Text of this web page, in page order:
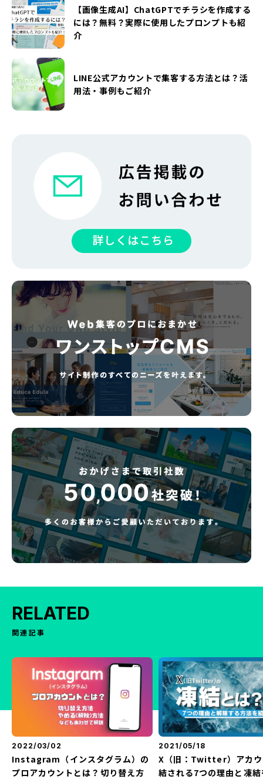
【画像生成AI】ChatGPTでチラシを作成する
には？無料？実際に使用したプロンプトも紹
介
LINE公式アカウントで集客する方法とは？活
用法・事例もご紹介
RELATED
関連記事
2022/03/02
Instagram（インスタグラム）の
プロアカウントとは？切り替え方
2021/05/18
X（旧：Twitter）アカウ
結される7つの理由と凍